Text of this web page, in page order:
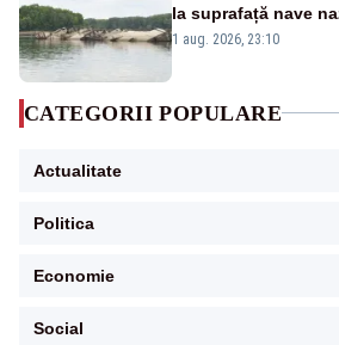
la suprafață nave
război mondial
1 aug. 2026, 23:10
CATEGORII POPULARE
Actualitate
Politica
Economie
Social